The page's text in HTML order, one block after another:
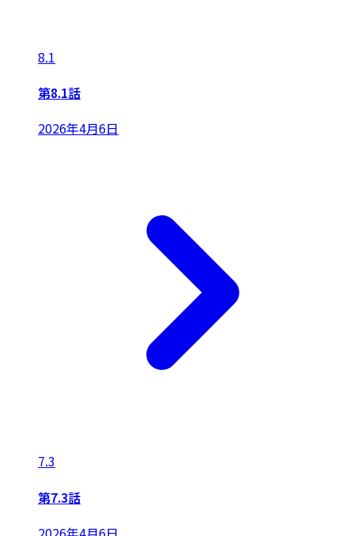
8.1
第8.1話
2026年4月6日
7.3
第7.3話